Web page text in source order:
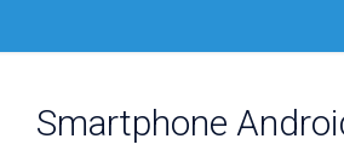
Smartphone